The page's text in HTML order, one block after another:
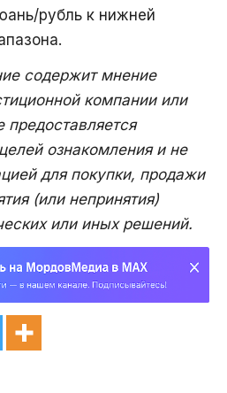
рубль к нижней
содержит мнение
компании или
предоставляется
ознакомления и не
для покупки, продажи
(или непринятия)
или иных решений.